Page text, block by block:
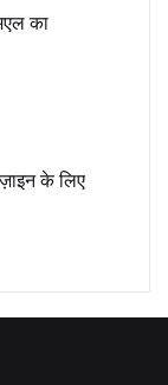
का
के लिए